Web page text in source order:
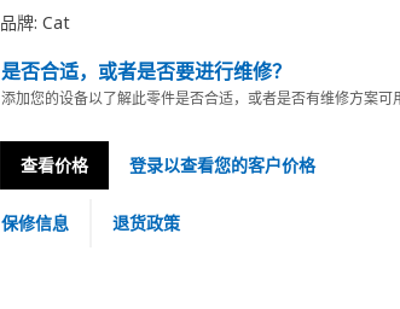
品牌: Cat
是否合适，或者是否要进行维修？
添加您的设备以了解此零件是否合适，或者是否有维修方案可
查看价格 登录以查看您的客户价格
保修信息 退货政策